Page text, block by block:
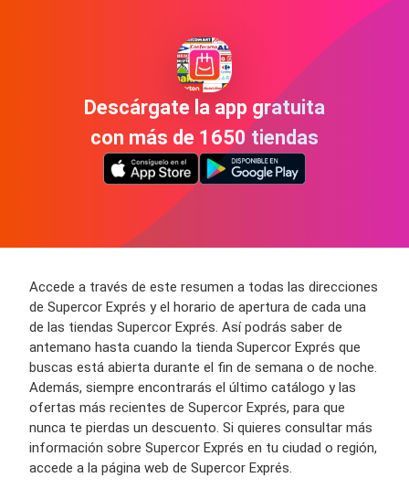
Descárgate la app gratuita
con más de 1650 tiendas
Accede a través de este resumen a todas las direcciones
de Supercor Exprés y el horario de apertura de cada una
de las tiendas Supercor Exprés. Así podrás saber de
antemano hasta cuando la tienda Supercor Exprés que
buscas está abierta durante el fin de semana o de noche.
Además, siempre encontrarás el último catálogo y las
ofertas más recientes de Supercor Exprés, para que
nunca te pierdas un descuento. Si quieres consultar más
información sobre Supercor Exprés en tu ciudad o región,
accede a la página web de Supercor Exprés.